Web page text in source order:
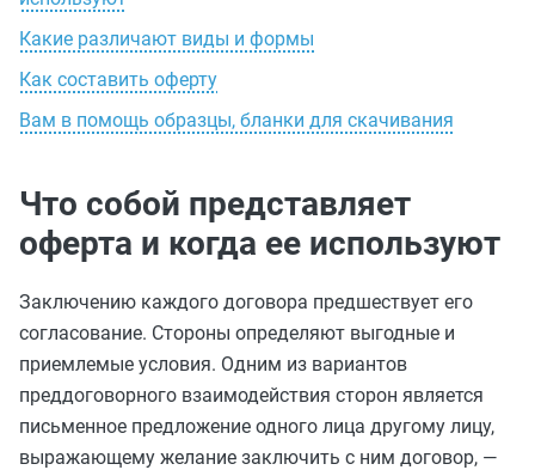
Какие различают виды и формы
Как составить оферту
Вам в помощь образцы, бланки для скачивания
Что собой представляет
оферта и когда ее используют
Заключению каждого договора предшествует его
согласование. Стороны определяют выгодные и
приемлемые условия. Одним из вариантов
преддоговорного взаимодействия сторон является
письменное предложение одного лица другому лицу,
выражающему желание заключить с ним договор, —